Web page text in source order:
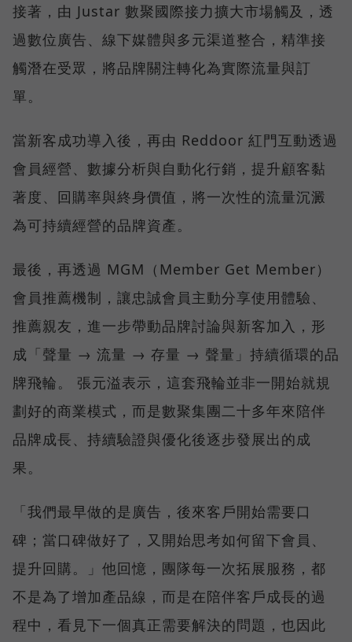
接著，由 Justar 數聚國際接力擴大市場觸及，透
過數位廣告、線下媒體與多元渠道整合，精準接
觸潛在受眾，將品牌關注轉化為實際流量與訂
單。
當新客成功導入後，再由 Reddoor 紅門互動透過
會員經營、數據分析與自動化行銷，提升顧客黏
著度、回購率與終身價值，將一次性的流量沉澱
為可持續經營的品牌資產。
最後，再透過 MGM（Member Get Member）
會員推薦機制，讓忠誠會員主動分享使用體驗、
推薦親友，進一步帶動品牌討論與新客加入，形
成「聲量 → 流量 → 存量 → 聲量」持續循環的品
牌飛輪。 張元溢表示，這套飛輪並非一開始就規
劃好的商業模式，而是數聚集團二十多年來陪伴
品牌成長、持續驗證與優化後逐步發展出的成
果。
「我們最早做的是廣告，後來客戶開始需要口
碑；當口碑做好了，又開始思考如何留下會員、
提升回購。」他回憶，團隊每一次拓展服務，都
不是為了增加產品線，而是在陪伴客戶成長的過
程中，看見下一個真正需要解決的問題，也因此